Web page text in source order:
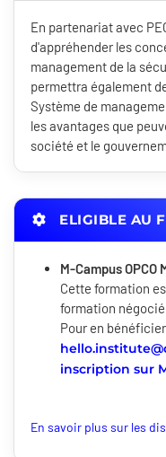
En partenariat avec
d'appréhender les
management de la
permettra également
Système de
les avantages que
société et le
ELIGIBLE AU
M-Campus OPCO
Cette formation
formation
Pour en
inscription sur
En savoir plus sur les